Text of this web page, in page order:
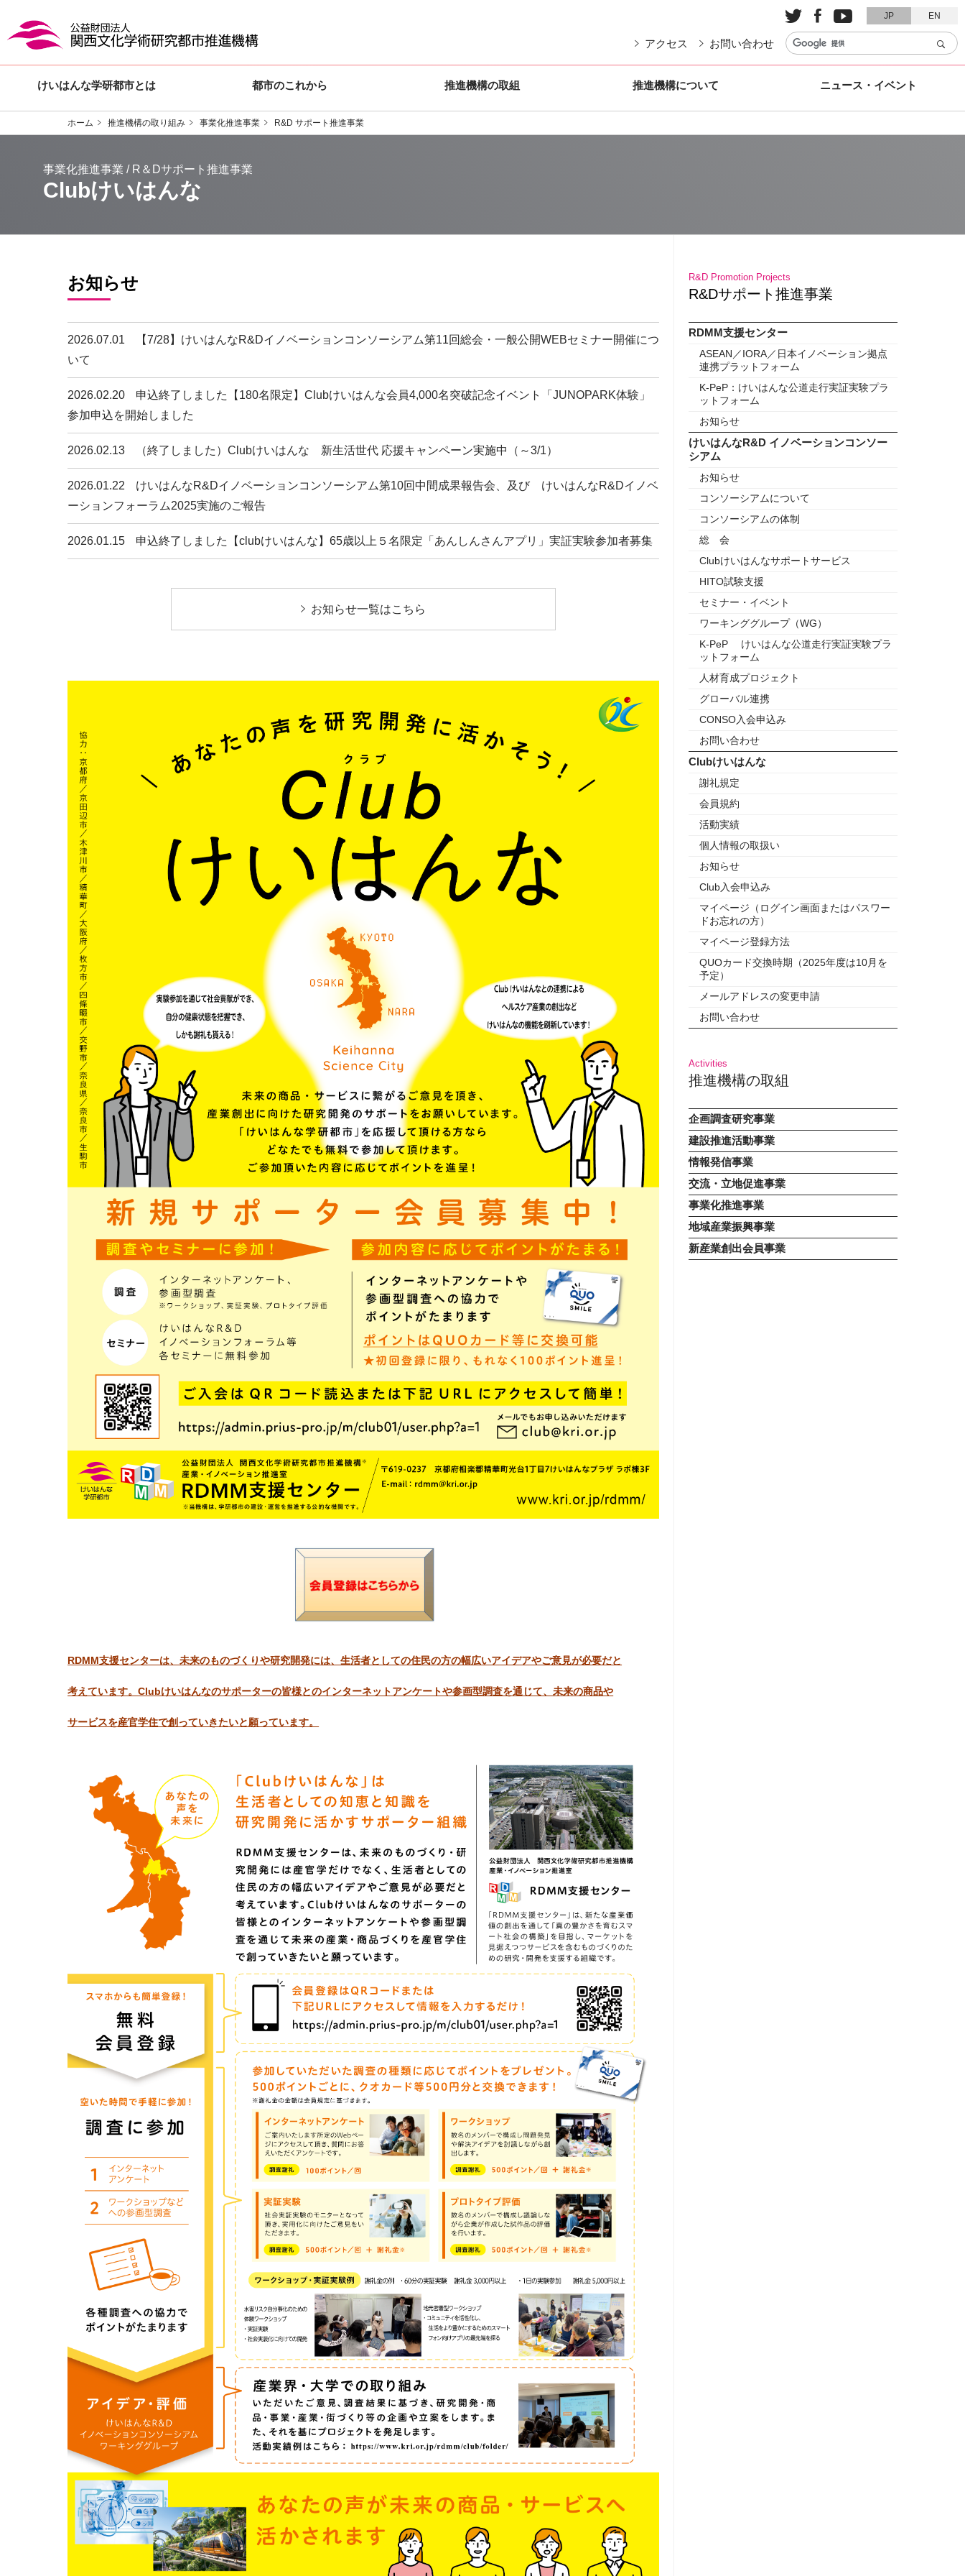
けいはんな学研都市とは 都市のこれから 推進機構の取組 推進機構について ニュース・イベント
   JP EN
アクセス お問い合わせ
ホーム 推進機構の取り組み 事業化推進事業 R&D サポート推進事業
Clubけいはんな
お知らせ
2026.07.01
【7/28】けいはんなR&Dイノベーションコンソーシアム第11回総会・一般公開WEBセミナー開催につ
いて
2026.02.20
申込終了しました【180名限定】Clubけいはんな会員4,000名突破記念イベント「JUNOPARK体験」
参加申込を開始しました
2026.02.13 （終了しました）Clubけいはんな 新生活世代 応援キャンペーン実施中（～3/1）
2026.01.22
けいはんなR&Dイノベーションコンソーシアム第10回中間成果報告会、及び けいはんなR&Dイノベ
ーションフォーラム2025実施のご報告
2026.01.15 申込終了しました【clubけいはんな】65歳以上５名限定「あんしんさんアプリ」実証実験参加者募集
お知らせ一覧はこちら
RDMM支援センターは、未来のものづくりや研究開発には、生活者としての住民の方の幅広いアイデアやご意見が必要だと
考えています。Clubけいはんなのサポーターの皆様とのインターネットアンケートや参画型調査を通じて、未来の商品や
サービスを産官学住で創っていきたいと願っています。
R&Dサポート推進事業
RDMM支援センター
ASEAN／IORA／日本イノベーション拠点
連携プラットフォーム
K-PeP：けいはんな公道走行実証実験プラ
ットフォーム
お知らせ
けいはんなR&D イノベーションコンソー
シアム
お知らせ
コンソーシアムについて
コンソーシアムの体制
総 会
Clubけいはんなサポートサービス
HITO試験支援
セミナー・イベント
ワーキンググループ（WG）
K-PeP けいはんな公道走行実証実験プラ
ットフォーム
人材育成プロジェクト
グローバル連携
CONSO入会申込み
お問い合わせ
Clubけいはんな
謝礼規定
会員規約
活動実績
個人情報の取扱い
お知らせ
Club入会申込み
マイページ（ログイン画面またはパスワー
ドお忘れの方）
マイページ登録方法
QUOカード交換時期（2025年度は10月を
予定）
メールアドレスの変更申請
お問い合わせ
推進機構の取組
企画調査研究事業
建設推進活動事業
情報発信事業
交流・立地促進事業
事業化推進事業
地域産業振興事業
新産業創出会員事業